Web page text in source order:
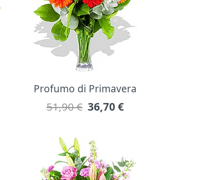
Profumo di Primavera
51,90 € 36,70 €